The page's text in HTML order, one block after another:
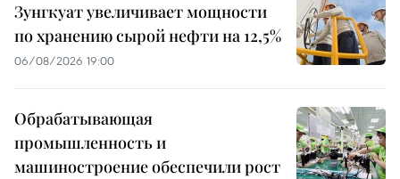
Зунгкуат увеличивает мощности
по хранению сырой нефти на 12,5%
06/08/2026 19:00
Обрабатывающая
промышленность и
машиностроение обеспечили рост